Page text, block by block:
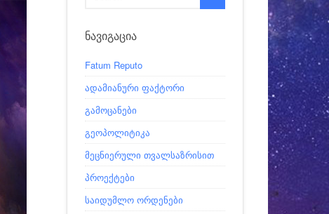
ᲜᲐᲕᲘᲒᲐᲪᲘᲐ
Fatum Reputo
ადამიანური ფაქტორი
გამოცანები
გეოპოლიტიკა
მეცნიერული თვალსაზრისით
პროექტები
საიდუმლო ორდენები